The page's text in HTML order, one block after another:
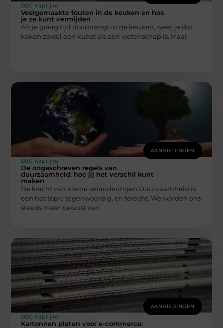
BBC Kaprijke
Veelgemaakte fouten in de keuken en hoe
je ze kunt vermijden
Als je graag tijd doorbrengt in de keuken, weet je dat
koken zowel een kunst als een wetenschap is. Maar
AANBIEDINGEN
BBC Kaprijke
De ongeschreven regels van
duurzaamheid: hoe jij het verschil kunt
maken
De kracht van kleine veranderingen Duurzaamheid is
een hot topic tegenwoordig, en terecht. We worden ons
steeds meer bewust van
AANBIEDINGEN
BBC Kaprijke
Kartonnen platen voor e-commerce: